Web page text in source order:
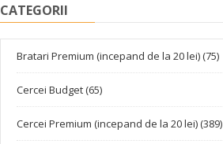
CATEGORII
Bratari Premium (incepand de la 20 lei) (75)
Cercei Budget (65)
Cercei Premium (incepand de la 20 lei) (389)